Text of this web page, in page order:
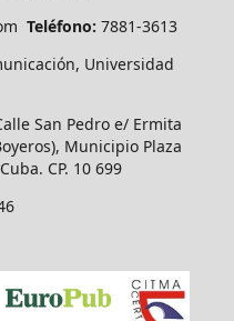
Teléfono: 7881-3613
Universidad
San Pedro e/ Ermita
Municipio Plaza
CP. 10 699